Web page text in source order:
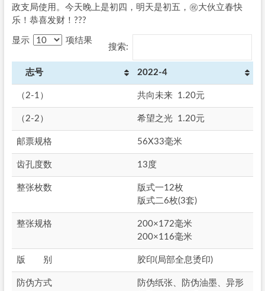
政支局使用。今天晚上是初四，明天是初五，㊗️大伙立春快
乐！恭喜发财！???
显示 项结果
搜索:
志号 2022-4
（2-1） 共向未来 1.20元
（2-2） 希望之光 1.20元
邮票规格 56X33毫米
齿孔度数 13度
整张枚数
版式一12枚
版式二6枚(3套)
整张规格
200×172毫米
200×116毫米
版 别 胶印(局部全息烫印)
防伪方式
防伪纸张、防伪油墨、异形